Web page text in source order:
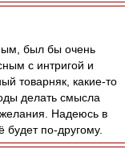
был бы очень
с интригой и
товарняк, какие-то
делать смысла
Надеюсь в
по-другому.